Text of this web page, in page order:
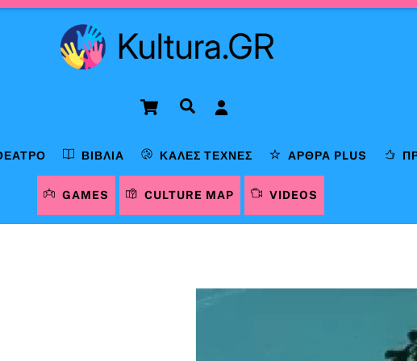
Cart Αναζήτηση
ΒΙΒΛΊΑ ΚΑΛΈΣ ΤΈΧΝΕΣ ΆΡΘΡΑ PLUS
GAMES CULTURE MAP VIDEOS